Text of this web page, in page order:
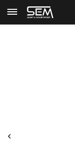
Terug Home